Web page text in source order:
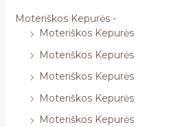
Moteriškos Kepurės -
Moteriškos Kepurės
Moteriškos Kepurės
Moteriškos Kepurės
Moteriškos Kepurės
Moteriškos Kepurės